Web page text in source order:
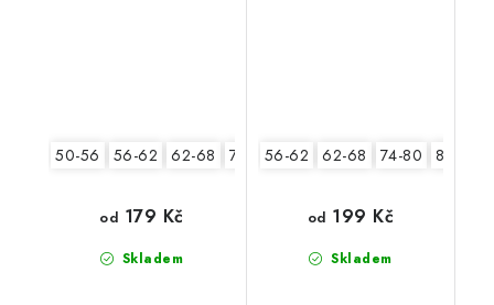
50-56 56-62 62-68 74-80 80-86
Skladem
od 179 Kč
56-62 62-68 74-80 80-86
Skladem
od 199 Kč